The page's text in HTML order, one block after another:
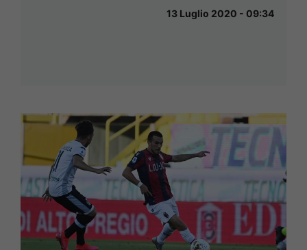
13 Luglio 2020 - 09:34